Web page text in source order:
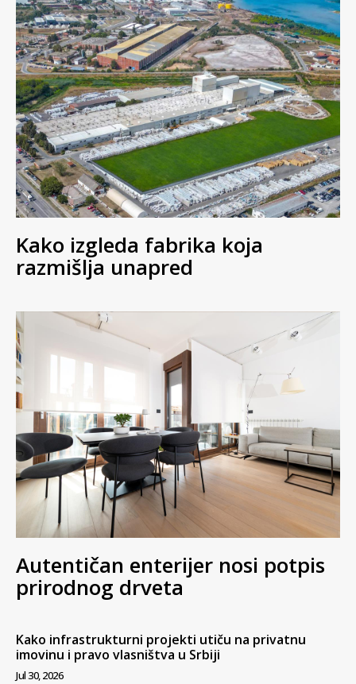
Kako izgleda fabrika koja
razmišlja unapred
Autentičan enterijer nosi potpis
prirodnog drveta
Kako infrastrukturni projekti utiču na privatnu
imovinu i pravo vlasništva u Srbiji
Jul 30, 2026